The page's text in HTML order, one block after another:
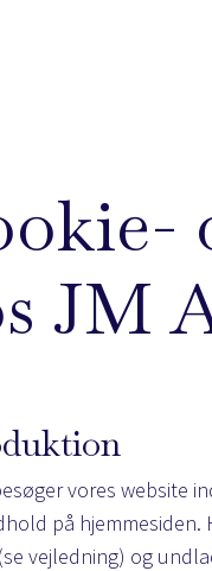
JM
vores website
på hjemmesiden.
se vejledning) og